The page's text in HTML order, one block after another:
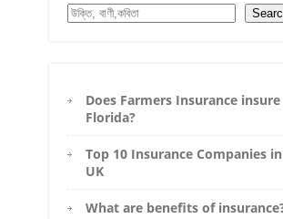
Search
Does Farmers Insurance
Florida?
Top 10 Insurance Companies
UK
What are benefits of